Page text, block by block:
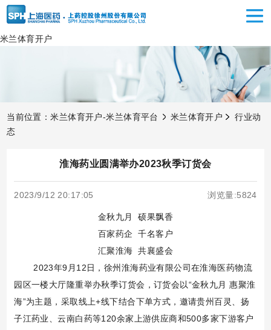
米兰体育开户
当前位置：米兰体育开户-米兰体育平台 米兰体育开户
行业动
态
淮海药业圆满举办2023秋季订货会
2023/9/12 20:17:05 浏览量:5824
金秋九月
硕果飘香
百家药企 千名客户
汇聚淮海 共襄盛会
2023年9月 12日，徐州淮海药业有限公司在淮海医药物流
园区一楼大厅隆重举办秋季订货会，订货会以“金秋九月 惠聚淮
海”为主题，采取线上+线下结合下单方式，邀请贵州百灵、扬
子江药业、云南白药等120余家上游供应商和500多家下游客户